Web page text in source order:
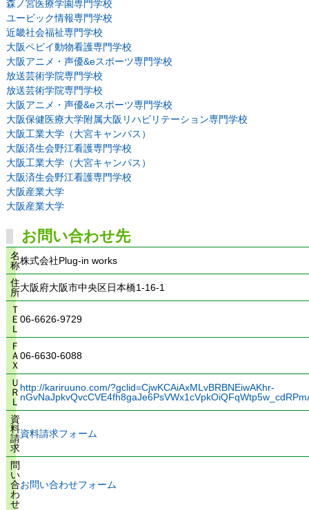
森ノ宮医療学園専門学校
ユービック情報専門学校
近畿社会福祉専門学校
大阪ペピイ動物看護専門学校
大阪アニメ・声優&eスポーツ専門学校
放送芸術学院専門学校
放送芸術学院専門学校
大阪アニメ・声優&eスポーツ専門学校
大阪保健医療大学附属大阪リハビリテーション専門学校
大阪工業大学（大宮キャンパス）
大阪済生会野江看護専門学校
大阪工業大学（大宮キャンパス）
大阪済生会野江看護専門学校
大阪産業大学
大阪産業大学
お問い合わせ先
名
称株式会社Plug-in works
住
所大阪府大阪市中央区日本橋1-16-1
Ｔ
Ｅ
Ｌ
06-6626-9729
Ｆ
Ａ
Ｘ
06-6630-6088
Ｕ
Ｒ
Ｌ
http://kariruuno.com/?gclid=CjwKCAiAxMLvBRBNEiwAKhr-
資
料
請
求
資料請求フォーム
問
い
合
わ
せ
お問い合わせフォーム